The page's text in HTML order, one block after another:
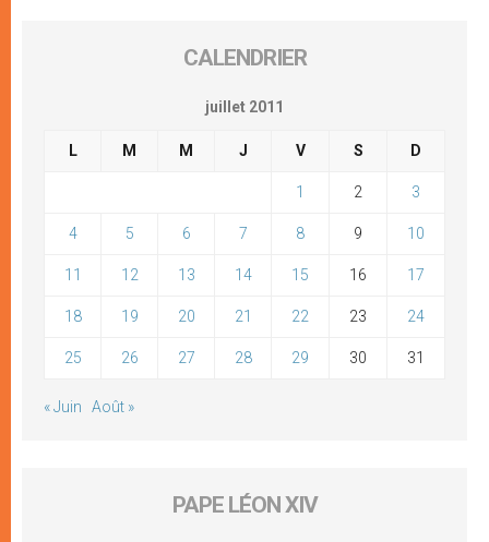
CALENDRIER
juillet 2011
L M M J V S D
1 2 3
4 5 6 7 8 9 10
11 12 13 14 15 16 17
18 19 20 21 22 23 24
25 26 27 28 29 30 31
« Juin Août »
PAPE LÉON XIV